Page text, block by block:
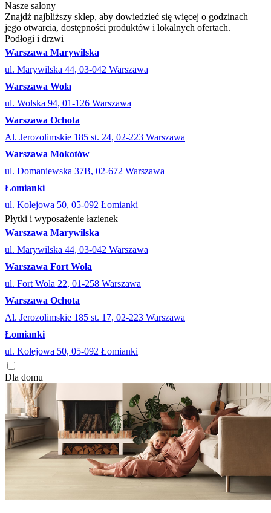
Nasze salony
Znajdź najbliższy sklep, aby dowiedzieć się więcej o godzinach
jego otwarcia, dostępności produktów i lokalnych ofertach.
Podłogi i drzwi
Warszawa Marywilska
ul. Marywilska 44, 03-042 Warszawa
Warszawa Wola
ul. Wolska 94, 01-126 Warszawa
Warszawa Ochota
Al. Jerozolimskie 185 st. 24, 02-223 Warszawa
Warszawa Mokotów
ul. Domaniewska 37B, 02-672 Warszawa
Łomianki
ul. Kolejowa 50, 05-092 Łomianki
Płytki i wyposażenie łazienek
Warszawa Marywilska
ul. Marywilska 44, 03-042 Warszawa
Warszawa Fort Wola
ul. Fort Wola 22, 01-258 Warszawa
Warszawa Ochota
Al. Jerozolimskie 185 st. 17, 02-223 Warszawa
Łomianki
ul. Kolejowa 50, 05-092 Łomianki
Dla domu